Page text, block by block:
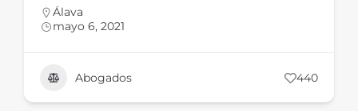
Álava
mayo 6, 2021
Abogados 440